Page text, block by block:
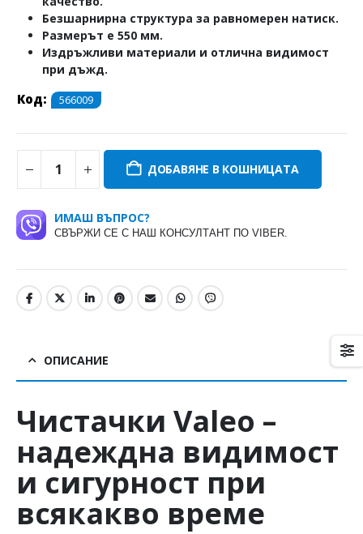
Безшарнирна структура за равномерен натиск.
Размерът е 550 мм.
Издръжливи материали и отлична видимост
при дъжд.
Код: 566009
ДОБАВЯНЕ В КОШНИЦАТА
ИМАШ ВЪПРОС?
СВЪРЖИ СЕ С НАШ КОНСУЛТАНТ ПО VIBER.
ОПИСАНИЕ
Чистачки Valeo –
надеждна видимост
и сигурност при
всякакво време